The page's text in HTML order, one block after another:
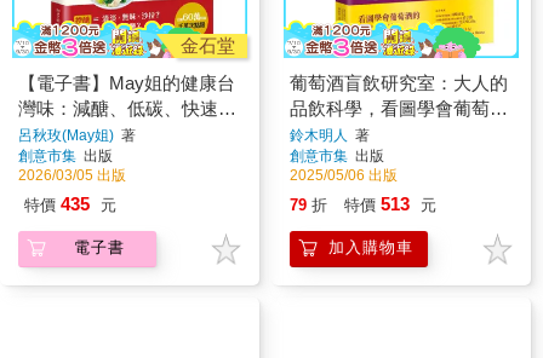
金石堂
【電子書】May姐的健康台
灣味：減醣、低碳、快速上
桌，每天都想吃的三餐提案
100+
呂秋玫(May姐) 著
創意市集 出版
2026/03/05 出版
特價 435 元
電子書
葡萄酒盲飲研究室：大人的
品飲科學，看圖學會葡萄酒
的風味、產區、品種與年分
秘密
鈴木明人 著
創意市集 出版
2025/05/06 出版
79 折 特價 513 元
加入購物車